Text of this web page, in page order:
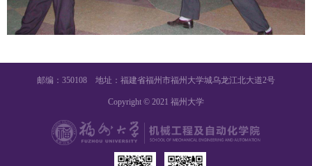
邮编：350108 地址：福建省福州市福州大学城乌龙江北大道2号
Copyright © 2021 福州大学